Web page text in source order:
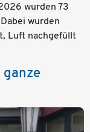
wurden 73
wurden
Luft nachgefüllt